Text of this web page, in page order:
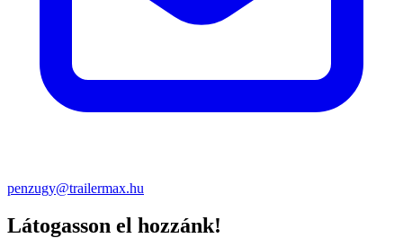
penzugy@trailermax.hu
Látogasson el hozzánk!